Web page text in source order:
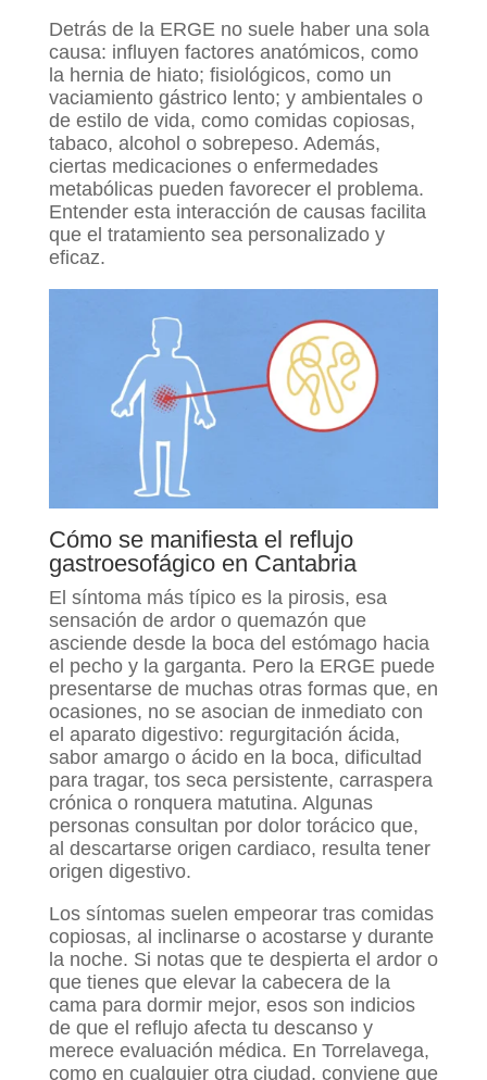
Detrás de la ERGE no suele haber una sola
causa: influyen factores anatómicos, como
la hernia de hiato; fisiológicos, como un
vaciamiento gástrico lento; y ambientales o
de estilo de vida, como comidas copiosas,
tabaco, alcohol o sobrepeso. Además,
ciertas medicaciones o enfermedades
metabólicas pueden favorecer el problema.
Entender esta interacción de causas facilita
que el tratamiento sea personalizado y
eficaz.
Cómo se manifiesta el reflujo
gastroesofágico en Cantabria
El síntoma más típico es la pirosis, esa
sensación de ardor o quemazón que
asciende desde la boca del estómago hacia
el pecho y la garganta. Pero la ERGE puede
presentarse de muchas otras formas que, en
ocasiones, no se asocian de inmediato con
el aparato digestivo: regurgitación ácida,
sabor amargo o ácido en la boca, dificultad
para tragar, tos seca persistente, carraspera
crónica o ronquera matutina. Algunas
personas consultan por dolor torácico que,
al descartarse origen cardiaco, resulta tener
origen digestivo.
Los síntomas suelen empeorar tras comidas
copiosas, al inclinarse o acostarse y durante
la noche. Si notas que te despierta el ardor o
que tienes que elevar la cabecera de la
cama para dormir mejor, esos son indicios
de que el reflujo afecta tu descanso y
merece evaluación médica. En Torrelavega,
como en cualquier otra ciudad, conviene que